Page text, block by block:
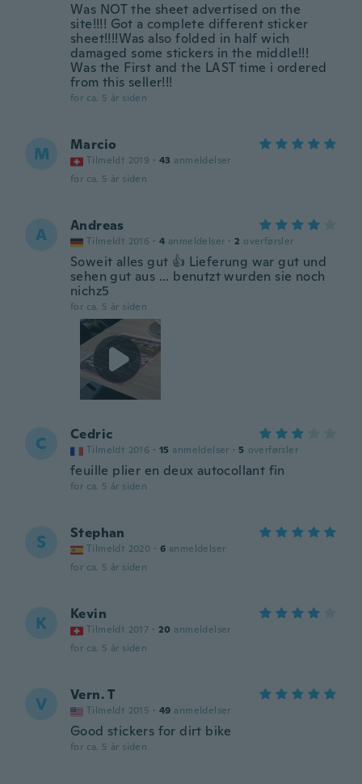
Was NOT the sheet advertised on the
site!!!! Got a complete different sticker
sheet!!!!Was also folded in half wich
damaged some stickers in the middle!!!
Was the First and the LAST time i ordered
from this seller!!!
for ca. 5 år siden
M Marcio
Tilmeldt 2019 · 43 anmeldelser
for ca. 5 år siden
A Andreas
Tilmeldt 2016 · 4 anmeldelser · 2 overførsler
Soweit alles gut 👍 Lieferung war gut und
sehen gut aus ... benutzt wurden sie noch
nichz5
for ca. 5 år siden
C Cedric
Tilmeldt 2016 · 15 anmeldelser · 5 overførsler
feuille plier en deux autocollant fin
for ca. 5 år siden
S Stephan
Tilmeldt 2020 · 6 anmeldelser
for ca. 5 år siden
K Kevin
Tilmeldt 2017 · 20 anmeldelser
for ca. 5 år siden
V Vern. T
Tilmeldt 2015 · 49 anmeldelser
Good stickers for dirt bike
for ca. 5 år siden